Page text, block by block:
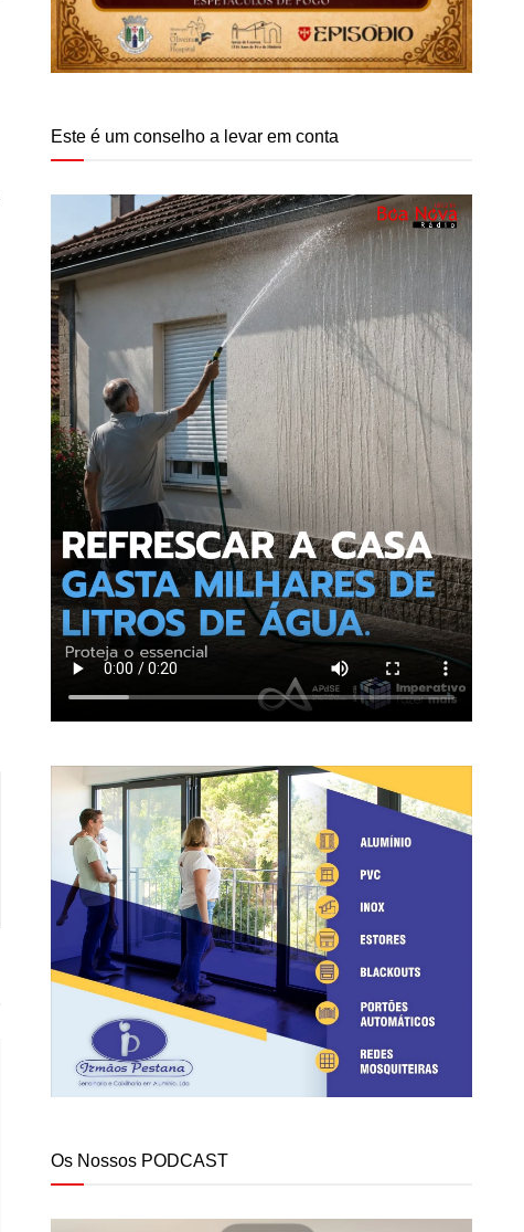
Este é um conselho a levar em conta
Os Nossos PODCAST